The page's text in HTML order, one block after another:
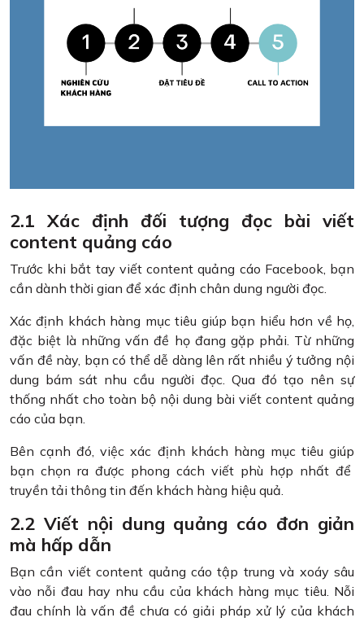
2.1 Xác định đối tượng đọc bài viết
content quảng cáo
Trước khi bắt tay viết content quảng cáo Facebook, bạn
cần dành thời gian để xác định chân dung người đọc.
Xác định khách hàng mục tiêu giúp bạn hiểu hơn về họ,
đặc biệt là những vấn đề họ đang gặp phải. Từ những
vấn đề này, bạn có thể dễ dàng lên rất nhiều ý tưởng nội
dung bám sát nhu cầu người đọc. Qua đó tạo nên sự
thống nhất cho toàn bộ nội dung bài viết content quảng
cáo của bạn.
Bên cạnh đó, việc xác định khách hàng mục tiêu giúp
bạn chọn ra được phong cách viết phù hợp nhất để
truyền tải thông tin đến khách hàng hiệu quả.
2.2 Viết nội dung quảng cáo đơn giản
mà hấp dẫn
Bạn cần viết content quảng cáo tập trung và xoáy sâu
vào nỗi đau hay nhu cầu của khách hàng mục tiêu. Nỗi
đau chính là vấn đề chưa có giải pháp xử lý của khách